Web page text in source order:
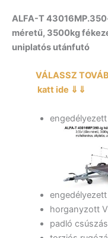
ALFA-T
méretű, 3500kg
uniplatós utánfutó
VÁLASSZ
katt ide ⇓⇓
horganyzott
padló